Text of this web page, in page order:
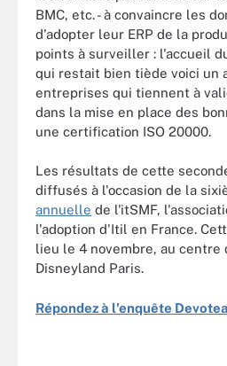
BMC, etc. - à convaincre les
d'adopter leur ERP de la
points à surveiller : l'accueil
qui restait bien tiède voici un
entreprises qui tiennent à
dans la mise en place des
une certification ISO 20000.
Les résultats de cette
diffusés à l'occasion de la
annuelle de l'itSMF,
l'adoption d'Itil en France.
lieu le 4 novembre, au centre
Disneyland Paris.
Répondez à l'enquête